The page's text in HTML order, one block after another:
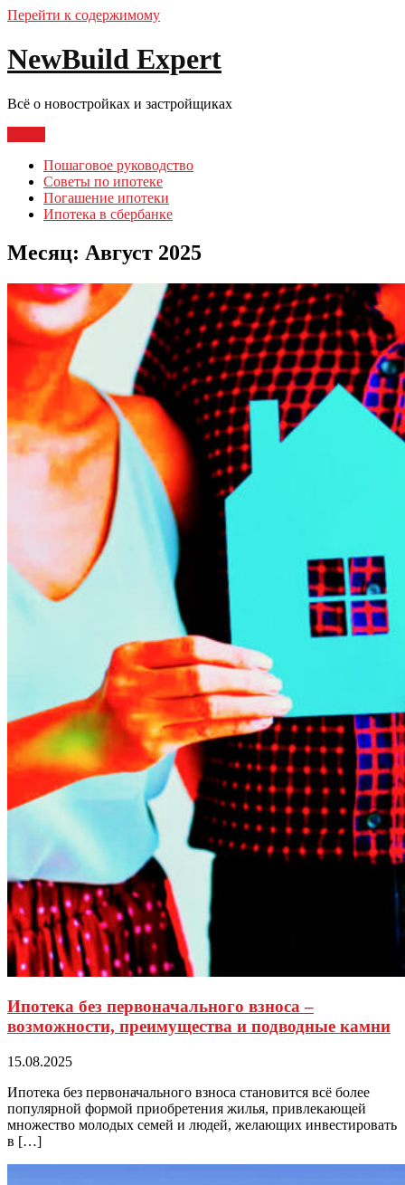
Перейти к содержимому
NewBuild Expert
Всё о новостройках и застройщиках
Пошаговое руководство
Советы по ипотеке
Погашение ипотеки
Ипотека в сбербанке
Месяц: Август 2025
Ипотека без первоначального взноса –
возможности, преимущества и подводные камни
15.08.2025
Ипотека без первоначального взноса становится всё более
популярной формой приобретения жилья, привлекающей
множество молодых семей и людей, желающих инвестировать
в […]